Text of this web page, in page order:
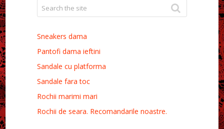
Sneakers dama
Pantofi dama ieftini
Sandale cu platforma
Sandale fara toc
Rochii marimi mari
Rochii de seara. Recomandarile noastre.